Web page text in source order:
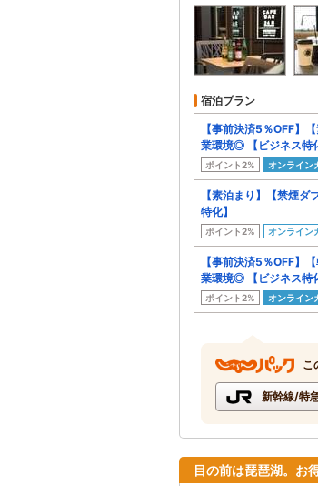
宿泊プラン
【事前決済5％OFF】
業環境◎ 【ビジネス特
ポイント2% オンライン
【素泊まり】【禁煙
特化】
ポイント2% オンライン
【事前決済5％OFF】
業環境◎ 【ビジネス特
ポイント2% オンライン
こ
新幹線/特
目の前は琵琶湖。お